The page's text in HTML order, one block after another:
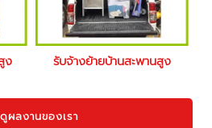
ง รับจ้างย้ายบ้านสะพานสูง
ผลงานของเรา